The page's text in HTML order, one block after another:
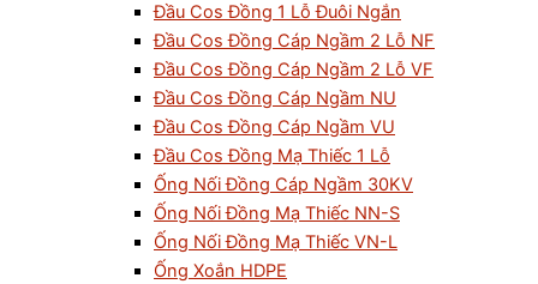
Đầu Cos Đồng 1 Lỗ Đuôi Ngắn
Đầu Cos Đồng Cáp Ngầm 2 Lỗ NF
Đầu Cos Đồng Cáp Ngầm 2 Lỗ VF
Đầu Cos Đồng Cáp Ngầm NU
Đầu Cos Đồng Cáp Ngầm VU
Đầu Cos Đồng Mạ Thiếc 1 Lỗ
Ống Nối Đồng Cáp Ngầm 30KV
Ống Nối Đồng Mạ Thiếc NN-S
Ống Nối Đồng Mạ Thiếc VN-L
Ống Xoắn HDPE